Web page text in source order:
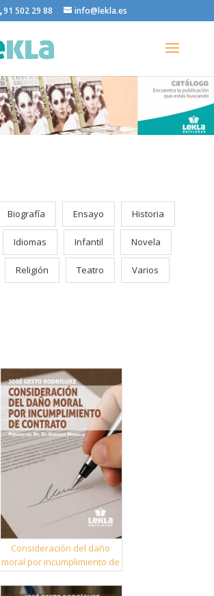
91 502 29 88 info@lekla.es
Biografía Ensayo Historia
Idiomas Infantil Novela
Religión Teatro Varios
Consideración del daño
moral por incumplimiento de
contrato